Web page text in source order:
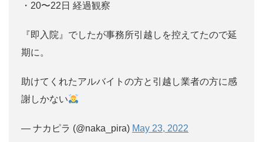
・20〜22日 経過観察
『即入院』でしたが事務所引越しを控えてたので延
期に。
助けてくれたアルバイトの方と引越し業者の方に感
謝しかない
— ナカピラ (@naka_pira) May 23, 2022